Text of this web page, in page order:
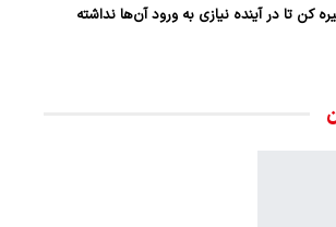
کن تا در آینده نیازی به ورود آن‌ها نداشته